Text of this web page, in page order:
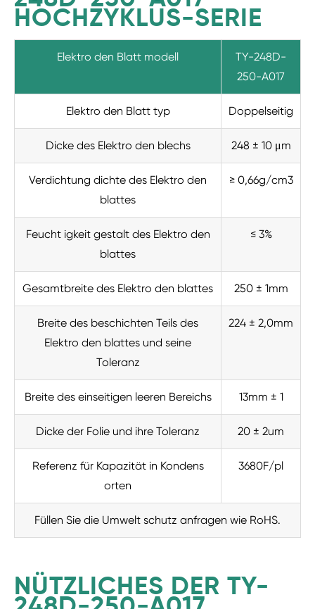
HOCHZYKLUS-SERIE
Elektro den Blatt modell
TY-248D-
250-A017
Elektro den Blatt typ Doppelseitig
Dicke des Elektro den blechs 248 ± 10 μm
Verdichtung dichte des Elektro den
blattes
≥ 0,66g/cm3
Feucht igkeit gestalt des Elektro den
blattes
≤ 3%
Gesamtbreite des Elektro den blattes 250 ± 1mm
Breite des beschichten Teils des
Elektro den blattes und seine
Toleranz
224 ± 2,0mm
Breite des einseitigen leeren Bereichs 13mm ± 1
Dicke der Folie und ihre Toleranz 20 ± 2um
Referenz für Kapazität in Kondens
orten
3680F/pl
Füllen Sie die Umwelt schutz anfragen wie RoHS.
NÜTZLICHES DER TY-